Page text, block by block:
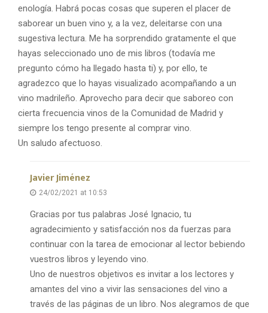
enología. Habrá pocas cosas que superen el placer de
saborear un buen vino y, a la vez, deleitarse con una
sugestiva lectura. Me ha sorprendido gratamente el que
hayas seleccionado uno de mis libros (todavía me
pregunto cómo ha llegado hasta ti) y, por ello, te
agradezco que lo hayas visualizado acompañando a un
vino madrileño. Aprovecho para decir que saboreo con
cierta frecuencia vinos de la Comunidad de Madrid y
siempre los tengo presente al comprar vino.
Un saludo afectuoso.
Javier Jiménez
24/02/2021 at 10:53
Gracias por tus palabras José Ignacio, tu
agradecimiento y satisfacción nos da fuerzas para
continuar con la tarea de emocionar al lector bebiendo
vuestros libros y leyendo vino.
Uno de nuestros objetivos es invitar a los lectores y
amantes del vino a vivir las sensaciones del vino a
través de las páginas de un libro. Nos alegramos de que